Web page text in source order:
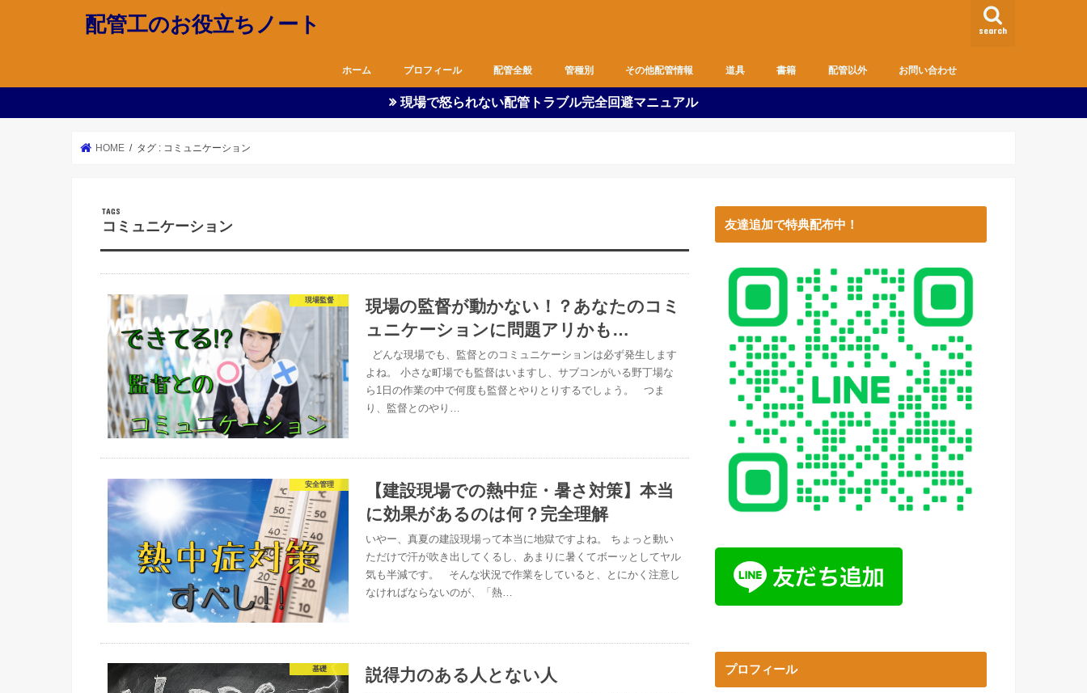
配管工のお役立ちノート search
ホーム プロフィール 配管全般
ピット内作業
図面
都営住宅
空調
基礎
支持金物
雑作業
器具付け
改修工事
新築工事
職長の仕事
管種別
全管種
ビニル管
SUS管
ポリ管
鉄管
ダクト
バルブ
フレキ
その他配管情報
安全管理
現場監督
作業着
余談
配管・水に関する情報
資格取得情報
道具 書籍 配管以外 お問い合わせ
現場で怒られない配管トラブル完全回避マニュアル
HOME タグ : コミュニケーション
コミュニケーション
現場監督
現場の監督が動かない！？あなたのコミ
ュニケーションに問題アリかも…
どんな現場でも、監督とのコミュニケーションは必ず発生します
よね。 小さな町場でも監督はいますし、サブコンがいる野丁場な
ら1日の作業の中で何度も監督とやりとりするでしょう。 つま
り、監督とのやり…
安全管理
【建設現場での熱中症・暑さ対策】本当
に効果があるのは何？完全理解
いやー、真夏の建設現場って本当に地獄ですよね。 ちょっと動い
ただけで汗が吹き出してくるし、あまりに暑くてボーッとしてヤル
気も半減です。 そんな状況で作業をしていると、とにかく注意し
なければならないのが、「熱…
基礎 説得力のある人とない人
友達追加で特典配布中！
プロフィール